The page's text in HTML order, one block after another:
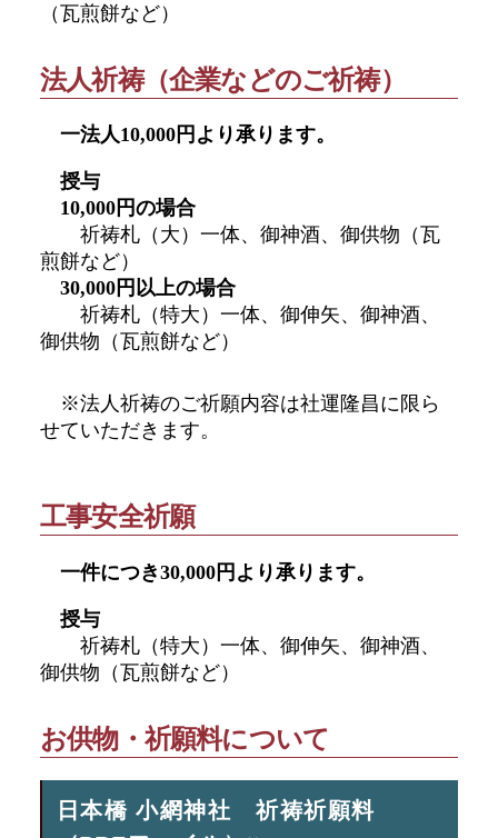
（瓦煎餅など）
法人祈祷（企業などのご祈祷）
一法人10,000円より承ります。
授与
10,000円の場合
祈祷札（大）一体、御神酒、御供物（瓦
煎餅など）
30,000円以上の場合
祈祷札（特大）一体、御伸矢、御神酒、
御供物（瓦煎餅など）
※法人祈祷のご祈願内容は社運隆昌に限ら
せていただきます。
工事安全祈願
一件につき30,000円より承ります。
授与
祈祷札（特大）一体、御伸矢、御神酒、
御供物（瓦煎餅など）
お供物・祈願料について
日本橋 小網神社 祈祷祈願料